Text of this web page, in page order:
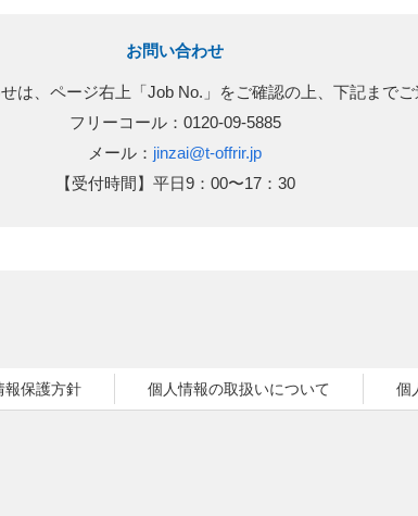
お問い合わせ
は、ページ右上「Job No.」をご確認の上、下記までご
フリーコール：0120-09-5885
メール： jinzai@t-offrir.jp
【受付時間】平日9：00〜17：30
報保護方針 個人情報の取扱いについて 個